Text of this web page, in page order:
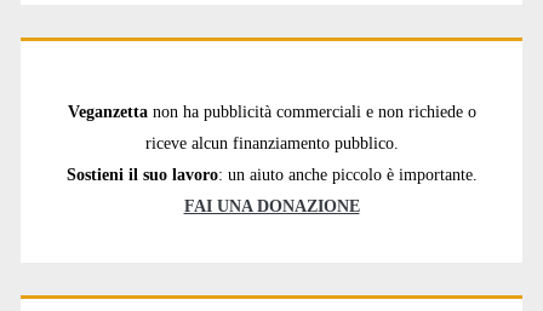
Veganzetta non ha pubblicità commerciali e non richiede o
riceve alcun finanziamento pubblico.
Sostieni il suo lavoro: un aiuto anche piccolo è importante.
FAI UNA DONAZIONE